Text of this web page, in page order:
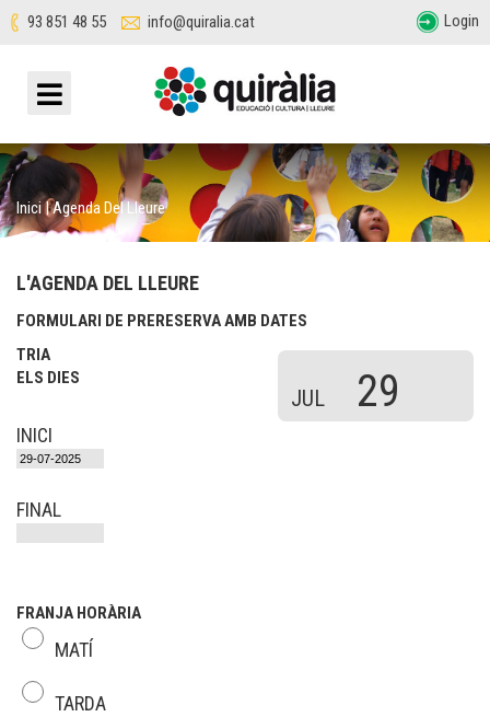
93 851 48 55 info@quiralia.cat Login
Inici|Agenda Del Lleure
L'AGENDA DEL LLEURE
FORMULARI DE PRERESERVA AMB DATES
TRIA
ELS DIES
JUL 29
INICI
FINAL
FRANJA HORÀRIA
MATÍ
TARDA